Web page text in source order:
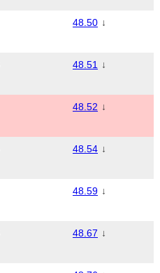
48.50 ↓
48.51 ↓
48.52 ↓
48.54 ↓
48.59 ↓
48.67 ↓